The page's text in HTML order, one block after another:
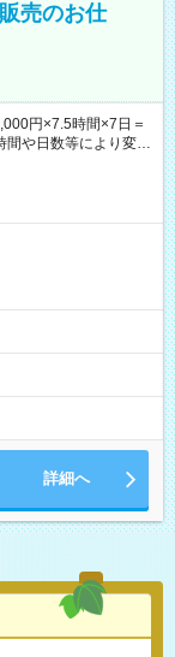
売のお仕
円×7.5時間×7日＝
や日数等により変動
詳細へ